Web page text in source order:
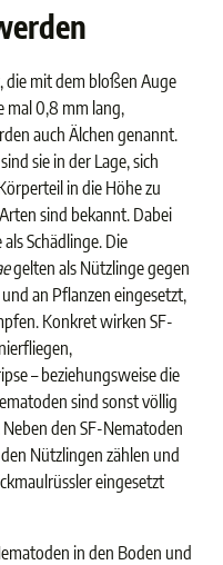
die mit dem bloßen Auge
mal 0,8 mm lang,
auch Älchen genannt.
sie in der Lage, sich
in die Höhe zu
sind bekannt. Dabei
Schädlinge. Die
gelten als Nützlinge gegen
an Pflanzen eingesetzt,
Konkret wirken SF-
– beziehungsweise die
sind sonst völlig
den SF-Nematoden
Nützlingen zählen und
eingesetzt
in den Boden und